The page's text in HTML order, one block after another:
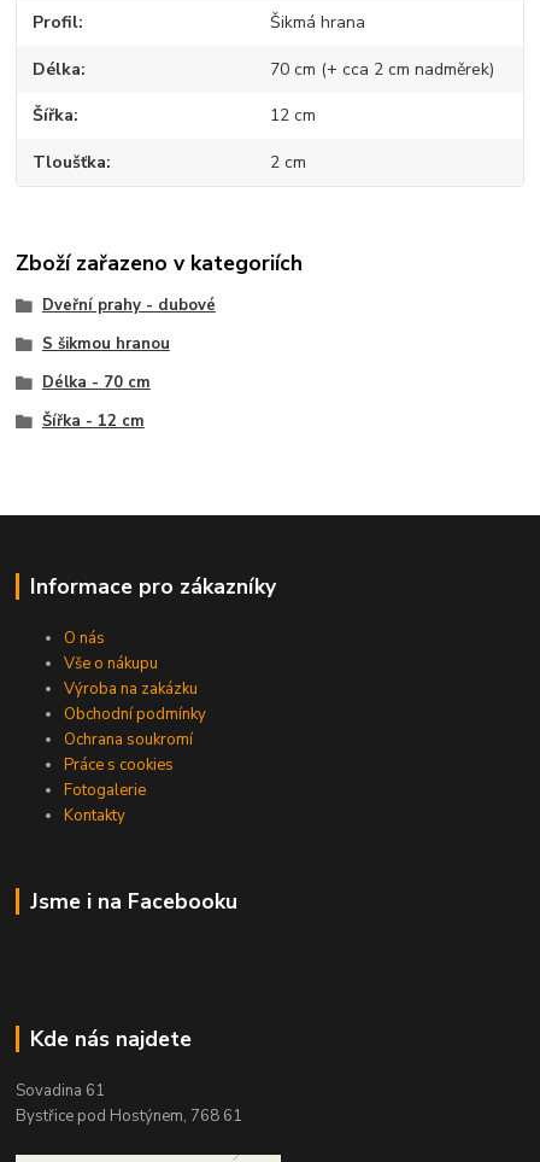
Profil Šikmá hrana
Délka 70 cm (+ cca 2 cm nadměrek)
Šířka 12 cm
Tloušťka 2 cm
Zboží zařazeno v kategoriích
Dveřní prahy - dubové
S šikmou hranou
Délka - 70 cm
Šířka - 12 cm
Informace pro zákazníky
O nás
Vše o nákupu
Výroba na zakázku
Obchodní podmínky
Ochrana soukromí
Práce s cookies
Fotogalerie
Kontakty
Jsme i na Facebooku
Kde nás najdete
Sovadina 61
Bystřice pod Hostýnem, 768 61